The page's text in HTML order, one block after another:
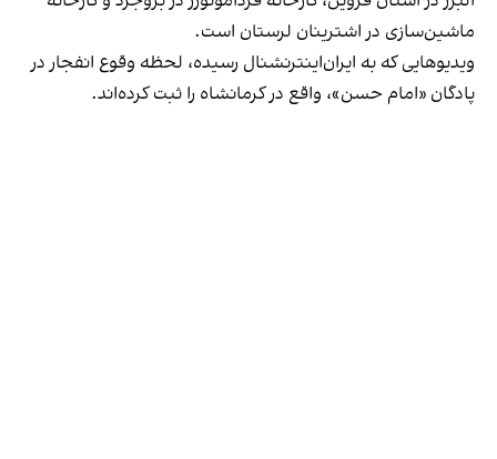
ماشین‌سازی در اشترینان لرستان است.
ویدیوهایی که به ایران‌اینترنشنال رسیده، لحظه وقوع انفجار در
پادگان «امام حسن»، واقع در کرمانشاه را ثبت کرده‌اند.